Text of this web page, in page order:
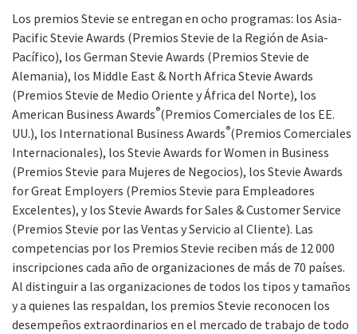
Los premios Stevie se entregan en ocho programas: los Asia-
Pacific Stevie Awards (Premios Stevie de la Región de Asia-
Pacífico), los German Stevie Awards (Premios Stevie de
Alemania), los Middle East & North Africa Stevie Awards
(Premios Stevie de Medio Oriente y África del Norte), los
American Business Awards®(Premios Comerciales de los EE.
UU.), los International Business Awards®(Premios Comerciales
Internacionales), los Stevie Awards for Women in Business
(Premios Stevie para Mujeres de Negocios), los Stevie Awards
for Great Employers (Premios Stevie para Empleadores
Excelentes), y los Stevie Awards for Sales & Customer Service
(Premios Stevie por las Ventas y Servicio al Cliente). Las
competencias por los Premios Stevie reciben más de 12 000
inscripciones cada año de organizaciones de más de 70 países.
Al distinguir a las organizaciones de todos los tipos y tamaños
y a quienes las respaldan, los premios Stevie reconocen los
desempeños extraordinarios en el mercado de trabajo de todo